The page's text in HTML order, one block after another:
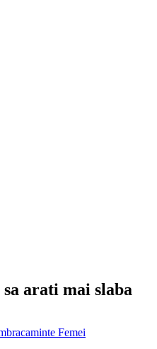
arati mai slaba
Femei